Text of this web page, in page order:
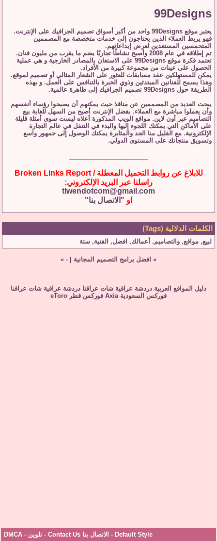
99Designs
يعتبر موقع 99Designs واحد من أكبر أسواق تصميم الجرافيك على الإنترنت.
فهو يربط العملاء الذين يحتاجون إلى خدمات متخصصة مع المصممين
المتحمسين المستعدين لعرض إبداعاتهم.
تم إطلاقه في عام 2008 وأصبح نشاطًا تجاريًا يضم ما يقرب من مليون فنان.
تعتمد فكرة موقع 99Designs على الاستعان بالمصادر الخارجية و هي عملية
الحصول على عينات من مجموعة كبيرة من الأفراد.
يمكن للمستهلكين عقد مسابقات للعثور على الشعار المثالي أو تصميم لموقع.
وهذا يسمح للفنانين المبتدئين وذوي الخبرة بالتنافس على العمل. و بهذه
الطريقة حول 99Designs تصميم الجرافيك إلى ظاهرة عالمية.
يبحث العديد من المصممين عن منافذ حيث يمكنهم أن يصبحوا رؤساء أنفسهم
وأن يعملوا مباشرة مع العملاء. بفضل الإنترنت أصبح من السهل للغاية بيع
التصاميم عبر أون لاين. مواقع الويب المذكورة أعلاه ليست سوى أمثلة قليلة
على الأماكن التي يمكنك اللجوء إليها والبدء في التنقل في عالم التجارة
الإلكترونية. مع القليل منا الجد والمثابرة يمكنك الوصول إلى جمهور واسع
وتسويق منتجاتك على المستوى الدولي.
للابلاغ عن روابط التحميل المعطلة / Broken Links Report
راسلنا عبر البريد الإلكتروني:
tlwendotcom@gmail.com
او " الاتصال بنا"
الكلمات الدلالية (Tags)
لبيع, مواقع, والتصاميم, أعمالك, افضل, الفنية, ستة
« افضل برامج التصميم المجانية -
»
دليل المواقع العربية دردشة عراقية شات عراقنا دردشة عراقية شات عراقنا
فوركس السعودية Axia فوركس قطر eToro
Default Style
- الاتصال بنا Contact Us - تلوين -
DMCA